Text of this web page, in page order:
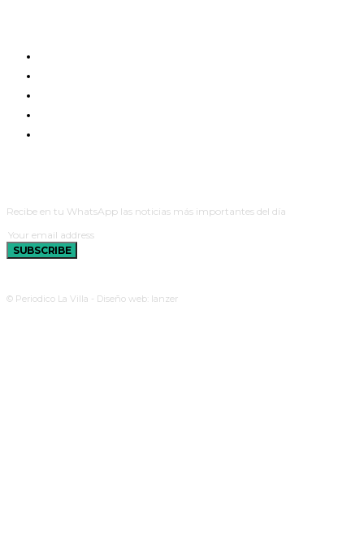
Recibe en tu WhatsApp las noticias más importantes del día
SUBSCRIBE
© Periodico La Villa - Diseño web: lanzer